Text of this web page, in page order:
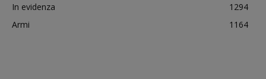
In evidenza
1294
Armi
1164